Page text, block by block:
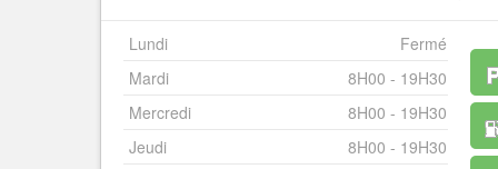
Lundi
Fermé
Mardi
8H00 - 19H30
Mercredi
8H00 - 19H30
Jeudi
8H00 - 19H30